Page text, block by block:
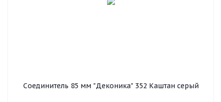
Соединитель 85 мм "Деконика" 352 Каштан серый